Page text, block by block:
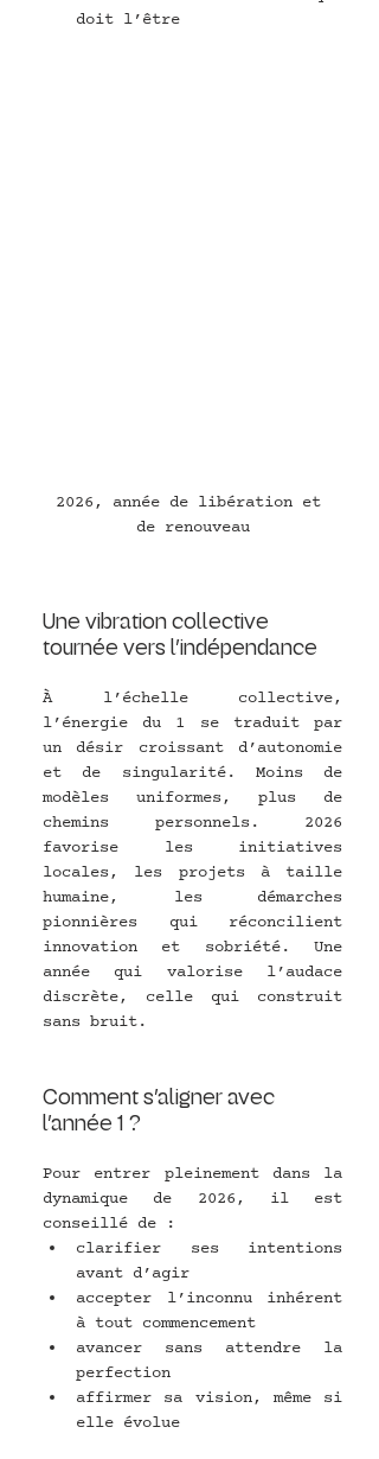
doit l’être
2026, année de libération et
de renouveau
Une vibration collective
tournée vers l’indépendance
À l’échelle collective,
l’énergie du 1 se traduit par
un désir croissant d’autonomie
et de singularité. Moins de
modèles uniformes, plus de
chemins personnels. 2026
favorise les initiatives
locales, les projets à taille
humaine, les démarches
pionnières qui réconcilient
innovation et sobriété. Une
année qui valorise l’audace
discrète, celle qui construit
sans bruit.
Comment s’aligner avec
l’année 1 ?
Pour entrer pleinement dans la
dynamique de 2026, il est
conseillé de :
clarifier ses intentions
avant d’agir
accepter l’inconnu inhérent
à tout commencement
avancer sans attendre la
perfection
affirmer sa vision, même si
elle évolue